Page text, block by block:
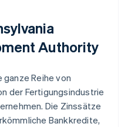
Authority
ganze Reihe von
der Fertigungsindustrie
Die Zinssätze
Bankkredite,